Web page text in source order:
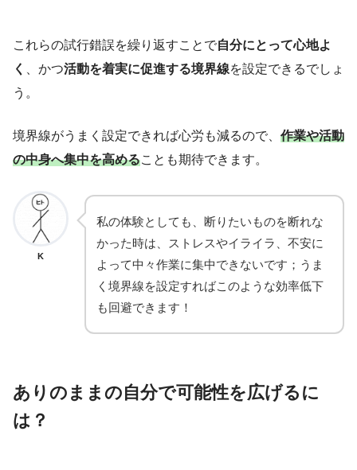
これらの試行錯誤を繰り返すことで自分にとって心地よ
く 、かつ活動を着実に促進する境界線を設定できるでしょ
う。
境界線がうまく設定できれば心労も減るので、 作業や活動
の中身へ集中を高めることも期待できます。
K
私の体験としても、断りたいものを断れな
かった時は、ストレスやイライラ、不安に
よって中々作業に集中できないです；うま
く境界線を設定すればこのような効率低下
も回避できます！
ありのままの自分で可能性を広げるに
は？